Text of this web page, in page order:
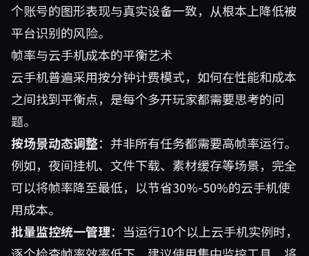
个账号的图形表现与真实设备一致，从根本上降低被
平台识别的风险。
帧率与云手机成本的平衡艺术
云手机普遍采用按分钟计费模式，如何在性能和成本
之间找到平衡点，是每个多开玩家都需要思考的问
题。
按场景动态调整：并非所有任务都需要高帧率运行。
例如，夜间挂机、文件下载、素材缓存等场景，完全
可以将帧率降至最低，以节省30%-50%的云手机使
用成本。
批量监控统一管理：当运行10个以上云手机实例时，